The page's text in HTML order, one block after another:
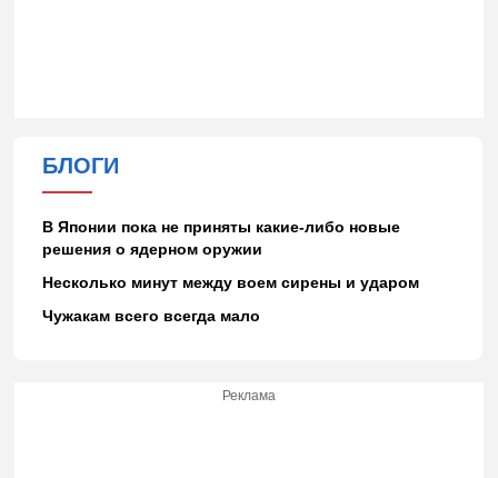
БЛОГИ
В Японии пока не приняты какие-либо новые
решения о ядерном оружии
Несколько минут между воем сирены и ударом
Чужакам всего всегда мало
Реклама